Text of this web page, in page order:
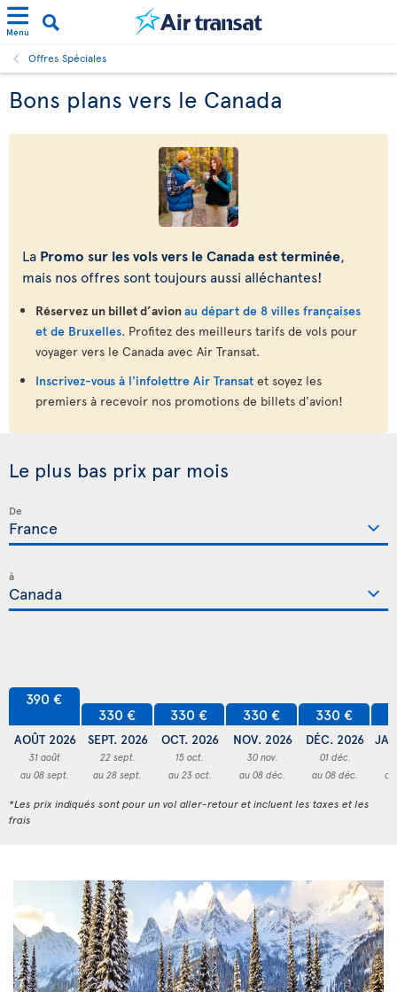
Menu
Offres Spéciales
Bons plans vers le Canada
La Promo sur les vols vers le Canada est terminée,
mais nos offres sont toujours aussi alléchantes!
Réservez un billet d’avionau départ de 8 villes françaises
et de Bruxelles. Profitez des meilleurs tarifs de vols pour
voyager vers le Canada avec Air Transat.
Inscrivez-vous à l'infolettre Air Transat et soyez les
premiers à recevoir nos promotions de billets d'avion!
Le plus bas prix par mois
De
à
390 €
AOÛT 2026
31 août
au 08 sept.
330 €
SEPT. 2026
22 sept.
au 28 sept.
330 €
OCT. 2026
15 oct.
au 23 oct.
330 €
NOV. 2026
30 nov.
au 08 déc.
330 €
DÉC. 2026
01 déc.
au 08 déc.
*Les prix indiqués sont pour un vol aller-retour et incluent les taxes et les
frais